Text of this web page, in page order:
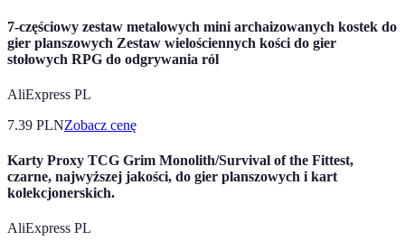
7-częściowy zestaw metalowych mini archaizowanych kostek do
gier planszowych Zestaw wielościennych kości do gier
stołowych RPG do odgrywania ról
AliExpress PL
7.39 PLNZobacz cenę
Karty Proxy TCG Grim Monolith/Survival of the Fittest,
czarne, najwyższej jakości, do gier planszowych i kart
kolekcjonerskich.
AliExpress PL